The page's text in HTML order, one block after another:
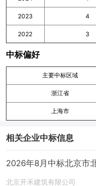
2023 4
2022 3
中标偏好
主要中标区域
浙江省
上海市
相关企业中标信息
2026年8月中标北京市
北京开禾建筑有限公司